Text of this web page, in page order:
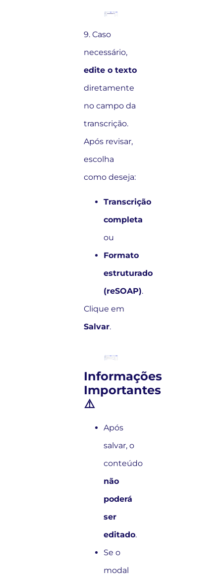
9. Caso
necessário,
edite o texto
diretamente
no campo da
transcrição.
Após revisar,
escolha
como deseja:
Transcrição
completa
ou
Formato
estruturado
(reSOAP).
Clique em
Salvar.
Informações
Importantes
⚠️
Após
salvar, o
conteúdo
não
poderá
ser
editado.
Se o
modal